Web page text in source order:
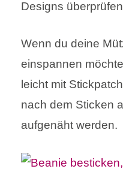
Designs
Wenn du deine
einspannen
leicht mit
nach dem Sticken
aufgenäht werden.